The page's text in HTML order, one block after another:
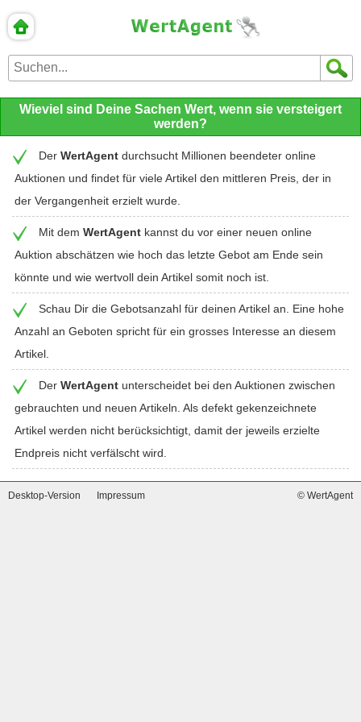
Wieviel sind Deine Sachen Wert, wenn sie versteigert
werden?
Der WertAgent durchsucht Millionen beendeter online
Auktionen und findet für viele Artikel den mittleren Preis, der in
der Vergangenheit erzielt wurde.
Mit dem WertAgent kannst du vor einer neuen online
Auktion abschätzen wie hoch das letzte Gebot am Ende sein
könnte und wie wertvoll dein Artikel somit noch ist.
Schau Dir die Gebotsanzahl für deinen Artikel an. Eine hohe
Anzahl an Geboten spricht für ein grosses Interesse an diesem
Artikel.
Der WertAgent unterscheidet bei den Auktionen zwischen
gebrauchten und neuen Artikeln. Als defekt gekenzeichnete
Artikel werden nicht berücksichtigt, damit der jeweils erzielte
Endpreis nicht verfälscht wird.
Desktop-Version Impressum © WertAgent